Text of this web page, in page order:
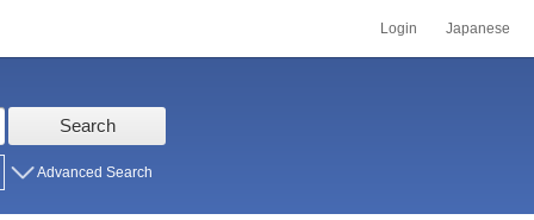
Login Japanese
Search
Advanced Search